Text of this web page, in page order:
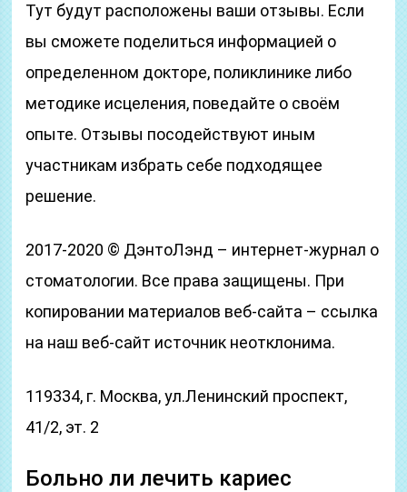
Тут будут расположены ваши отзывы. Если
вы сможете поделиться информацией о
определенном докторе, поликлинике либо
методике исцеления, поведайте о своём
опыте. Отзывы посодействуют иным
участникам избрать себе подходящее
решение.
2017-2020 © ДэнтоЛэнд – интернет-журнал о
стоматологии. Все права защищены. При
копировании материалов веб-сайта – ссылка
на наш веб-сайт источник неотклонима.
119334, г. Москва, ул.Ленинский проспект,
41/2, эт. 2
Больно ли лечить кариес